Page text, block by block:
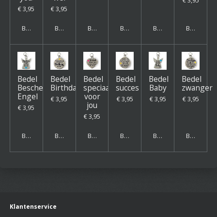
€ 3,95
Bekijk details
€ 3,95
Bekijk detailsBekijk detailsBekijk detailsBekijk detailsBekijk
Bedel
Bescherm
Engel
€ 3,95
Bekijk details
Bedel
Birthday
€ 3,95
Bekijk details
Bedel
speciaal
voor
jou
€ 3,95
Bekijk details
Bedel
succes
€ 3,95
Bekijk details
Bedel
Baby
€ 3,95
Bekijk details
Bedel
zwanger
€ 3,95
Bekijk
Klantenservice